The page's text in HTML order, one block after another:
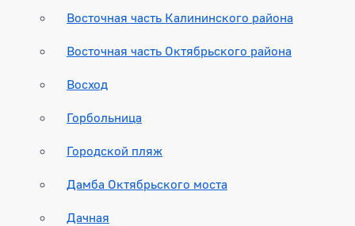
Восточная часть Калининского района
Восточная часть Октябрьского района
Восход
Горбольница
Городской пляж
Дамба Октябрьского моста
Дачная